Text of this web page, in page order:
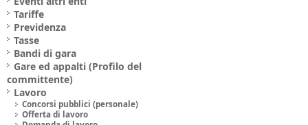
Tariffe
Previdenza
Tasse
Bandi di gara
Gare ed appalti (Profilo del
committente)
Lavoro
Concorsi pubblici (personale)
Offerta di lavoro